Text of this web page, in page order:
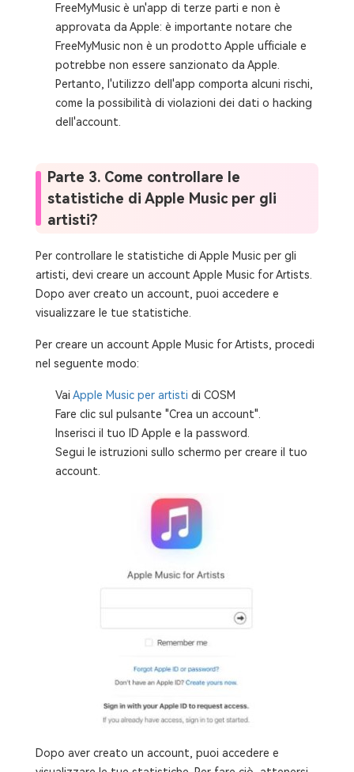
FreeMyMusic è un'app di terze parti e non è
approvata da Apple: è importante notare che
FreeMyMusic non è un prodotto Apple ufficiale e
potrebbe non essere sanzionato da Apple.
Pertanto, l'utilizzo dell'app comporta alcuni rischi,
come la possibilità di violazioni dei dati o hacking
dell'account.
Parte 3. Come controllare le
statistiche di Apple Music per gli
artisti?
Per controllare le statistiche di Apple Music per gli
artisti, devi creare un account Apple Music for Artists.
Dopo aver creato un account, puoi accedere e
visualizzare le tue statistiche.
Per creare un account Apple Music for Artists, procedi
nel seguente modo:
Vai Apple Music per artisti di COSM
Fare clic sul pulsante "Crea un account".
Inserisci il tuo ID Apple e la password.
Segui le istruzioni sullo schermo per creare il tuo
account.
Dopo aver creato un account, puoi accedere e